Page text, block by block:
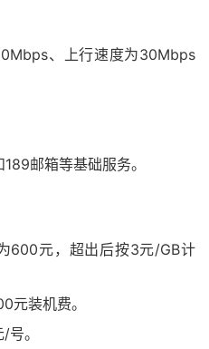
、上行速度为30Mbps
邮箱等基础服务。
600元，超出后按3元/GB计
元装机费。
。